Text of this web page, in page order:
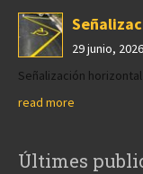
29 junio, 2026
Señalización horizontal
read more
Últimes